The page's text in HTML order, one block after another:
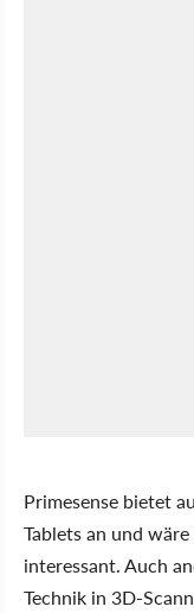
Primesense bietet
Tablets an und
interessant. Auch
Technik in 3D-